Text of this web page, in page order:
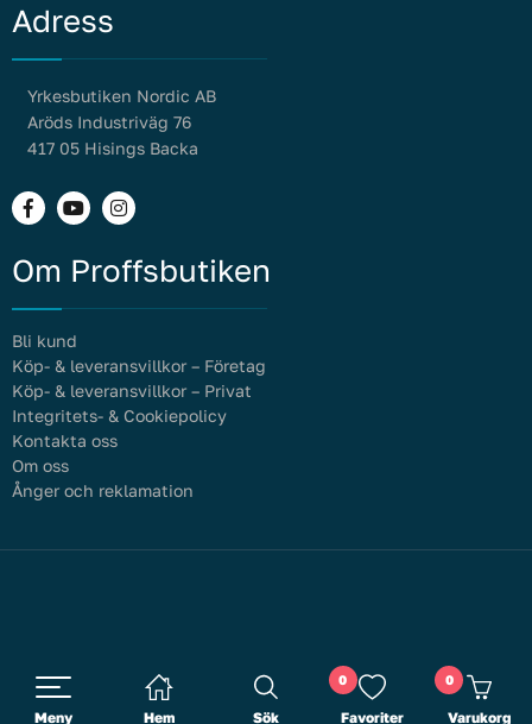
Meny Hem Sök
0
Favoriter
0
Varukorg
Adress
Yrkesbutiken Nordic AB
Aröds Industriväg 76
417 05 Hisings Backa
Om Proffsbutiken
Bli kund
Köp- & leveransvillkor – Företag
Köp- & leveransvillkor – Privat
Integritets- & Cookiepolicy
Kontakta oss
Om oss
Ånger och reklamation